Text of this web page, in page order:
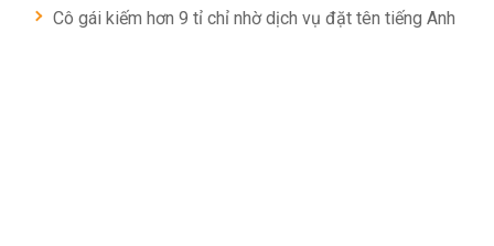
Cô gái kiếm hơn 9 tỉ chỉ nhờ dịch vụ đặt tên tiếng Anh